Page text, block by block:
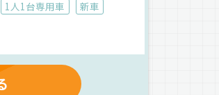
1人1台専用車
新車